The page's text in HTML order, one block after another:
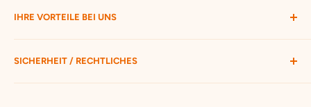
Passwort vergessen
Kontakt
Ratgeber
Hofmax stellt sich vor
IHRE VORTEILE BEI UNS
ca. 3.500 Produkte zur Auswahl
Nur 25 € Mindestbestellwert
Schneller Versand mit DHL
SICHERHEIT / RECHTLICHES
Unsere AGB